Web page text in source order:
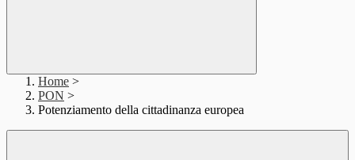
Home >
PON >
Potenziamento della cittadinanza europea